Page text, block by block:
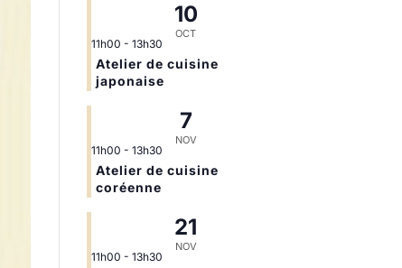
10
OCT
11h00 - 13h30
Atelier de cuisine
japonaise
7
NOV
11h00 - 13h30
Atelier de cuisine
coréenne
21
NOV
11h00 - 13h30